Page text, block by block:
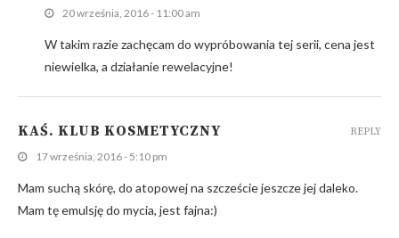
20 września, 2016 - 11:00 am
W takim razie zachęcam do wypróbowania tej serii, cena jest
niewielka, a działanie rewelacyjne!
KAŚ. KLUB KOSMETYCZNY
17 września, 2016 - 5:10 pm
Mam suchą skórę, do atopowej na szczeście jeszcze jej daleko.
Mam tę emulsję do mycia, jest fajna:)
REPLY